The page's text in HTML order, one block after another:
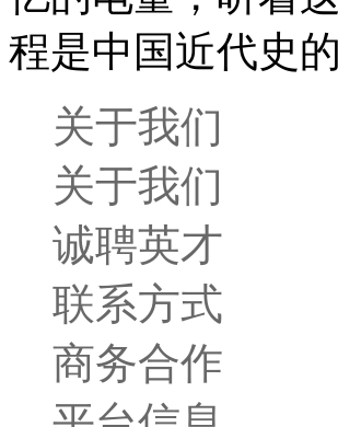
程是中国近代史
关于我们
关于我们
诚聘英才
联系方式
商务合作